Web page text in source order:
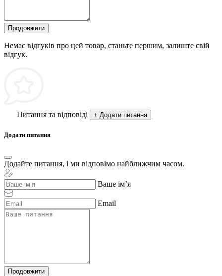
Продовжити
Немає відгуків про цей товар, станьте першим, залиште свій
відгук.
Питання та відповіді + Додати питання
Додати питання
Додайте питання, і ми відповімо найближчим часом.
Ваше ім’я
Email
Продовжити